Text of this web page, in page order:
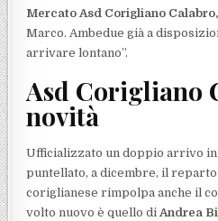
Mercato Asd Corigliano
Marco. Ambedue già a
arrivare lontano”.
Asd Corigliano
novità
Ufficializzato un doppio arrivo in
puntellato, a dicembre, il
coriglianese rimpolpa anche il
volto nuovo è quello diAndrea